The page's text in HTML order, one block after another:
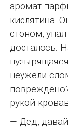
аромат
кислятина.
стоном,
досталось.
неужели
рукой
— Дед,